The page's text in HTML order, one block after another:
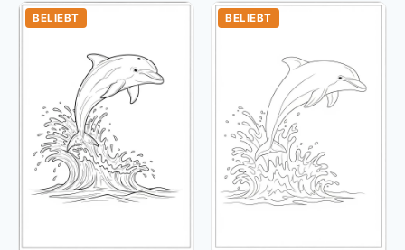
BELIEBT BELIEBT